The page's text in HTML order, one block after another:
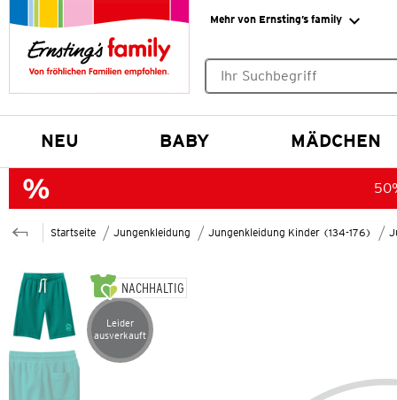
Mehr von Ernsting’s family
NEU BABY MÄDCHEN
Startseite Jungenkleidung Jungenkleidung Kinder (134-176)
NACHHALTIG
Artikel leider ausverkauft
Leider
ausverkauft